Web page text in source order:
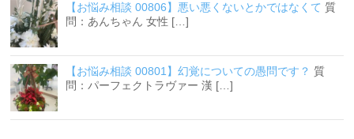
【お悩み相談 00806】悪い悪くないとかではなくて 質
問：あんちゃん 女性 […]
【お悩み相談 00801】幻覚についての愚問です？ 質
問：パーフェクトラヴァー 漢 […]